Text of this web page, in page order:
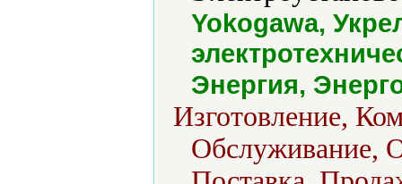
Yokogawa,
Энергия,
Изготовление,
Обслуживание,